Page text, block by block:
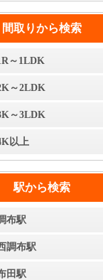
間取りから検索
～1LDK
～2LDK
～3LDK
以上
駅から検索
布駅
調布駅
田駅